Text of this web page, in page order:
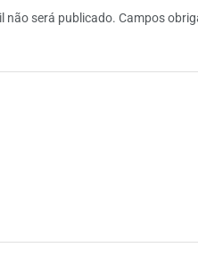
não será publicado. Campos